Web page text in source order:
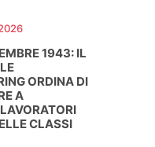
1943: IL
ORDINA DI
A
CLASSI